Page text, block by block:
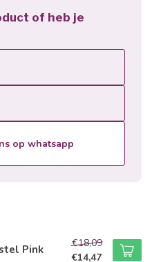
of heb je
op whatsapp
Pink
€18,09
€14,47